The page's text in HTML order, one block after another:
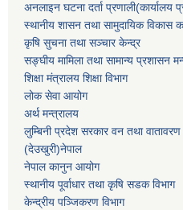
अनलाइन घटना दर्ता प्रणाली(कार्यालय
स्थानीय शासन तथा सामुदायिक विकास
कृषि सुचना तथा सञ्चार केन्द्र
सङ्घीय मामिला तथा सामान्य प्रशासन
शिक्षा मंत्रालय शिक्षा विभाग
लोक सेवा आयोग
अर्थ मन्त्रालय
लुम्बिनी प्रदेश सरकार वन तथा वातावरण
(देउखुरी)नेपाल
नेपाल कानुन आयोग
स्थानीय पूर्वाधार तथा कृषि सडक विभाग
केन्द्रीय पञ्जिकरण विभाग